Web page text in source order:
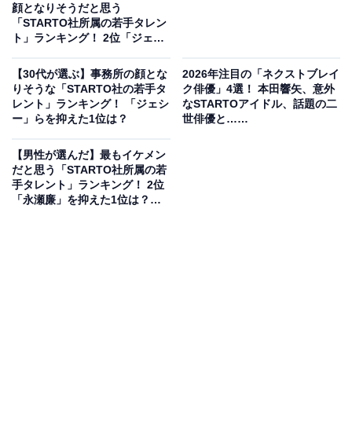
2位は、2021年に放送された日曜劇場『ドラゴン桜 第2
シリーズ』（TBS系）でした。阿部寛さん主演で大ヒッ
トした前作の15年後を描く続編で、高橋さんはTBS系の
連続ドラマ初出演となり、“東大専科”の生徒・瀬戸輝を
瀬戸は、両親を早くに亡くし、店を切り盛りする姉と一
緒に暮らすラーメン屋の息子。闇金業者から嫌がらせを
顔となりそうだと思う
「STARTO社所属の若手タレン
ト」ランキング！ 2位「ジェシ
調査】
【30代が選ぶ】事務所の顔とな
りそうな「STARTO社の若手タ
レント」ランキング！ 「ジェシ
ー」らを抑えた1位は？
2026年注目の「ネクストブレイ
ク俳優」4選！ 本田響矢、意外
なSTARTOアイドル、話題の二
世俳優と……
【男性が選んだ】最もイケメン
だと思う「STARTO社所属の若
手タレント」ランキング！ 2位
「永瀬廉」を抑えた1位は？